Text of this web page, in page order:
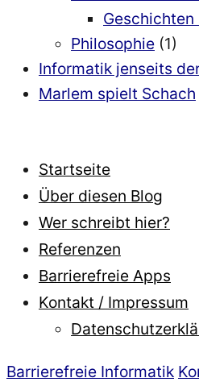
Geschichten
Philosophie (1)
Informatik jenseits
Marlem spielt Schach
Startseite
Über diesen Blog
Wer schreibt hier?
Referenzen
Barrierefreie Apps
Kontakt / Impressum
Barrierefreie Informatik